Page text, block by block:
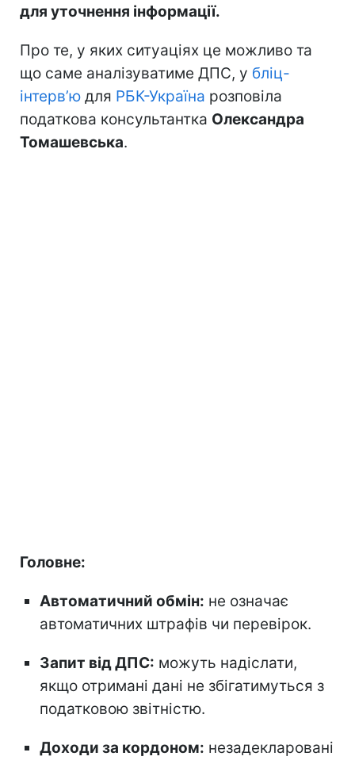
для уточнення інформації.
Про те, у яких ситуаціях це можливо та
що саме аналізуватиме ДПС, у бліц-
інтерв’ю для РБК-Україна розповіла
податкова консультантка Олександра
Томашевська.
Головне:
Автоматичний обмін: не означає
автоматичних штрафів чи перевірок.
Запит від ДПС: можуть надіслати,
якщо отримані дані не збігатимуться з
податковою звітністю.
Доходи за кордоном: незадекларовані